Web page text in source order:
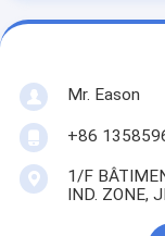
Mr. Eason
+86
1/F
IND. ZONE,